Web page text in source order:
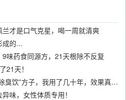
才是口气克星，喝一周就清爽
成的...
味药食同源方，21天根除不反复
21天！
从根源斩断口臭！这张“清源除臭饮”方子，我用了几十年，效果真不错
味，女性体质专用！